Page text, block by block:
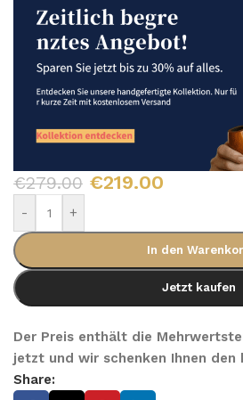
€279.00 €219.00
- +
In den
Jetzt kaufen
Der Preis enthält die
jetzt und wir schenken Ihnen den
Share: